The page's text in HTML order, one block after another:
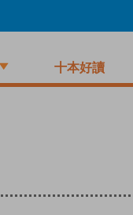
十本好讀